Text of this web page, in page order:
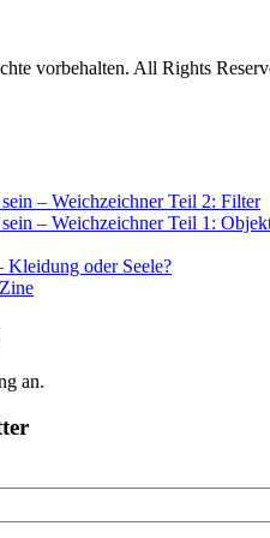
vorbehalten. All Rights
– Weichzeichner Teil 2: Filter
– Weichzeichner Teil 1:
oder Seele?
an.